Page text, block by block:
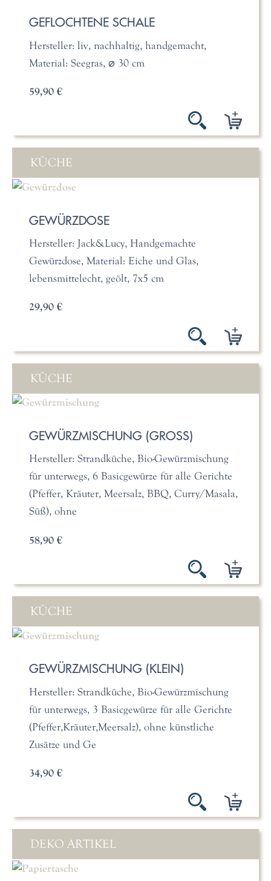
GEFLOCHTENE SCHALE
Hersteller: liv, nachhaltig, handgemacht,
Material: Seegras, ⌀ 30 cm
59,90 €
KÜCHE
GEWÜRZDOSE
Hersteller: Jack&Lucy, Handgemachte
Gewürzdose, Material: Eiche und Glas,
lebensmittelecht, geölt, 7x5 cm
29,90 €
KÜCHE
GEWÜRZMISCHUNG (GROSS)
Hersteller: Strandküche, Bio-Gewürzmischung
für unterwegs, 6 Basicgewürze für alle Gerichte
(Pfeffer, Kräuter, Meersalz, BBQ, Curry/Masala,
Süß), ohne
58,90 €
KÜCHE
GEWÜRZMISCHUNG (KLEIN)
Hersteller: Strandküche, Bio-Gewürzmischung
für unterwegs, 3 Basicgewürze für alle Gerichte
(Pfeffer,Kräuter,Meersalz), ohne künstliche
Zusätze und Ge
34,90 €
DEKO ARTIKEL